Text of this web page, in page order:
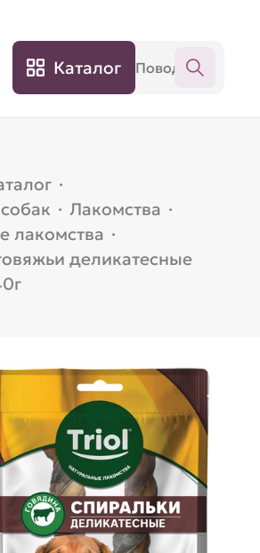
Каталог
·
· Лакомства ·
лакомства ·
деликатесные